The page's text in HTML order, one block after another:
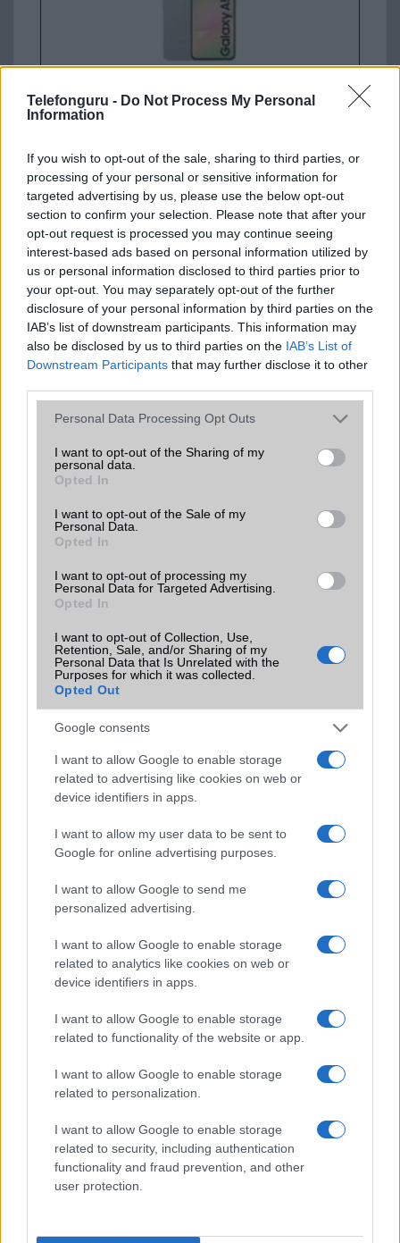
Telefonguru - Do Not Process My Personal
Information
If you wish to opt-out of the sale, sharing to third parties, or
processing of your personal or sensitive information for
targeted advertising by us, please use the below opt-out
section to confirm your selection. Please note that after your
opt-out request is processed you may continue seeing
interest-based ads based on personal information utilized by
us or personal information disclosed to third parties prior to
your opt-out. You may separately opt-out of the further
disclosure of your personal information by third parties on the
IAB’s list of downstream participants. This information may
also be disclosed by us to third parties on the IAB’s List of
Downstream Participants that may further disclose it to other
Please note that this website/app uses one or more Google
not limited to your visit or usage behaviour. You may click to
grant or deny consent to Google and its third-party tags to
use your data for below specified purposes in below Google
consent section.
Personal Data Processing Opt Outs
I want to opt-out of the Sharing of my
personal data.
Opted In
I want to opt-out of the Sale of my
Personal Data.
Opted In
I want to opt-out of processing my
Personal Data for Targeted Advertising.
Opted In
I want to opt-out of Collection, Use,
Retention, Sale, and/or Sharing of my
Personal Data that Is Unrelated with the
Purposes for which it was collected.
Opted Out
Google consents
I want to allow Google to enable storage
related to advertising like cookies on web or
device identifiers in apps.
I want to allow my user data to be sent to
Google for online advertising purposes.
I want to allow Google to send me
personalized advertising.
I want to allow Google to enable storage
related to analytics like cookies on web or
device identifiers in apps.
I want to allow Google to enable storage
related to functionality of the website or app.
I want to allow Google to enable storage
related to personalization.
I want to allow Google to enable storage
related to security, including authentication
functionality and fraud prevention, and other
user protection.
Euro Gsm
Samsung Galaxy S25 Ultra
Nelly GSM
245.000 Ft (használt)
Késik az Apple Watch vérnyomásmérő
funkciója a Series 10 dizájnja miatt
Az Apple Watch régóta várt vérnyomásmérő funkcióját
késleltetik a Series 10-ben bevezetett dizájnváltozások –
állítja egy új jelentés.
láthatáron
2021.11.26| GsmArena
A Huawei készül az első érnyomásmérős okosórájának a
piacra dobására, ami a Watch D elnevezést kapta.
Bejelentéshez közel a Huawei Watch 4
sorozat
2023.05.03
| Huawei Central
A Huawei új termékeinek szezonjában vagyunk, a
Az okosóra a leleplezés előtt az állítólagos vércukorszint-
kezelő funkciójával kerül a címlapokra.
A Huawei bemutatta a Watch D2-t: új
dizájn, fejlett egészségügyi funkciók
2024.09.19| HuaweiCentral
A Huawei szeptember 19-én leplezte le új okosóráját, a
Watch D2-t, amely jelentős frissítéseket hoz mind dizájn,
KAPCSOLÓDÓ HÍREK